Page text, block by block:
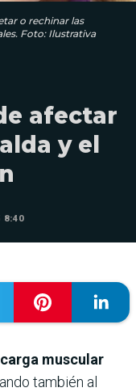
o rechinar las
Foto: Ilustrativa
afectar
y el
8:40
muscular
también al